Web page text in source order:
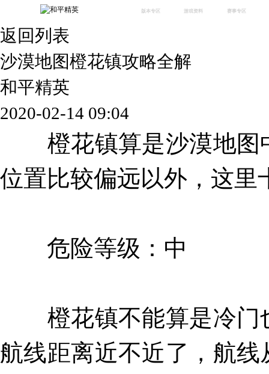
版本专区 游戏资料 赛事专区
体验服 视频中心
返回列表
沙漠地图橙花镇攻略全解
和平精英
2020-02-14 09:04
橙花镇算是沙漠地图
位置比较偏远以外，这里
危险等级：中
橙花镇不能算是冷门
航线距离近不近了，航